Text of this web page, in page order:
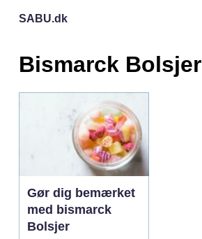
SABU.dk
Bismarck Bolsjer
Gør dig bemærket
med bismarck
Bolsjer